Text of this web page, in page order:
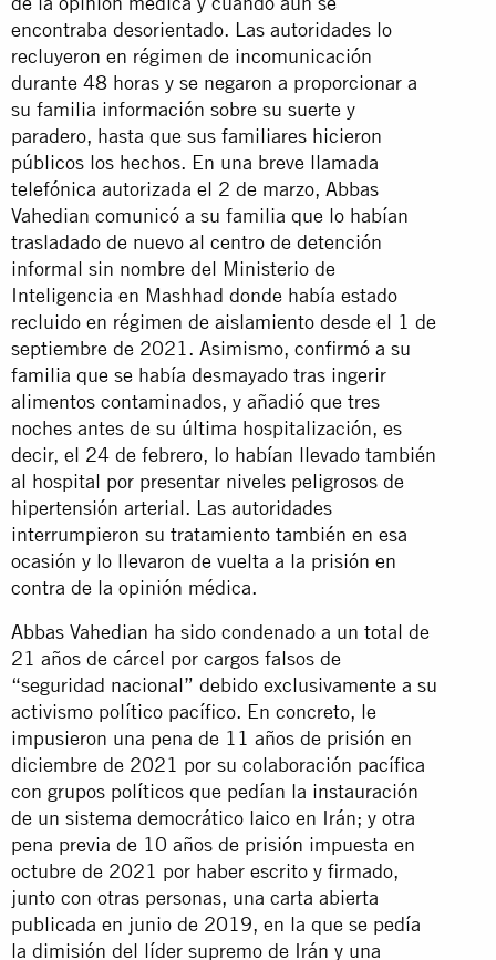
encontraba desorientado. Las autoridades lo
recluyeron en régimen de incomunicación
durante 48 horas y se negaron a proporcionar a
su familia información sobre su suerte y
paradero, hasta que sus familiares hicieron
públicos los hechos. En una breve llamada
telefónica autorizada el 2 de marzo, Abbas
Vahedian comunicó a su familia que lo habían
trasladado de nuevo al centro de detención
informal sin nombre del Ministerio de
Inteligencia en Mashhad donde había estado
recluido en régimen de aislamiento desde el 1 de
septiembre de 2021. Asimismo, confirmó a su
familia que se había desmayado tras ingerir
alimentos contaminados, y añadió que tres
noches antes de su última hospitalización, es
decir, el 24 de febrero, lo habían llevado también
al hospital por presentar niveles peligrosos de
hipertensión arterial. Las autoridades
interrumpieron su tratamiento también en esa
ocasión y lo llevaron de vuelta a la prisión en
contra de la opinión médica.
Abbas Vahedian ha sido condenado a un total de
21 años de cárcel por cargos falsos de
“seguridad nacional” debido exclusivamente a su
activismo político pacífico. En concreto, le
impusieron una pena de 11 años de prisión en
diciembre de 2021 por su colaboración pacífica
con grupos políticos que pedían la instauración
de un sistema democrático laico en Irán; y otra
pena previa de 10 años de prisión impuesta en
octubre de 2021 por haber escrito y firmado,
junto con otras personas, una carta abierta
publicada en junio de 2019, en la que se pedía
la dimisión del líder supremo de Irán y una